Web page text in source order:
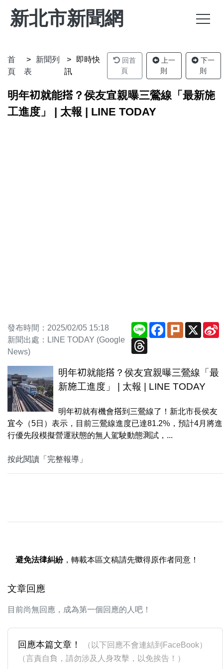
新北市新聞網
首
頁
新聞列
表
即時快
訊
回首
頁
上一
則
下一
則
明年初就能搭？侯友宜親曝三鶯線「最新施
工進度」 | 太報 | LINE TODAY
發布時間：2025/02/05 15:18
新聞出處：LINE TODAY (Google
News)
Line Facebook
PlurkX
Threads
明年初就能搭？侯友宜親曝三鶯線「最
新施工進度」 | 太報 | LINE TODAY
明年初就有機會搭到三鶯線了！新北市長侯友
宜今（5日）表示，目前三鶯線進度已達81.2%，預計4月將進
行優先段模擬營運狀態的無人駕駛動態測試，...
按此閱讀「完整報導」
避免法律糾紛，轉載本區文稿請先徵得原作者同意！
文章回應
目前尚無回應，成為第一個回應的人吧！
回應本篇文章！
（以下回應不會連結到FaceBook）
（言責自負，請勿涉及人身攻擊，以免挨告！）